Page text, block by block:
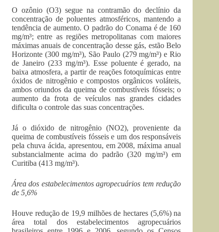
O ozônio (O3) segue na contramão do declínio da
concentração de poluentes atmosféricos, mantendo a
tendência de aumento. O padrão do Conama é de 160
mg/m³; entre as regiões metropolitanas com maiores
máximas anuais de concentração desse gás, estão Belo
Horizonte (300 mg/m³), São Paulo (279 mg/m³) e Rio
de Janeiro (233 mg/m³). Esse poluente é gerado, na
baixa atmosfera, a partir de reações fotoquímicas entre
óxidos de nitrogênio e compostos orgânicos voláteis,
ambos oriundos da queima de combustíveis fósseis; o
aumento da frota de veículos nas grandes cidades
dificulta o controle das suas concentrações.
Já o dióxido de nitrogênio (NO2), proveniente da
queima de combustíveis fósseis e um dos responsáveis
pela chuva ácida, apresentou, em 2008, máxima anual
substancialmente acima do padrão (320 mg/m³) em
Curitiba (413 mg/m³).
Área dos estabelecimentos agropecuários tem redução
de 5,6%
Houve redução de 19,9 milhões de hectares (5,6%) na
área total dos estabelecimentos agropecuários